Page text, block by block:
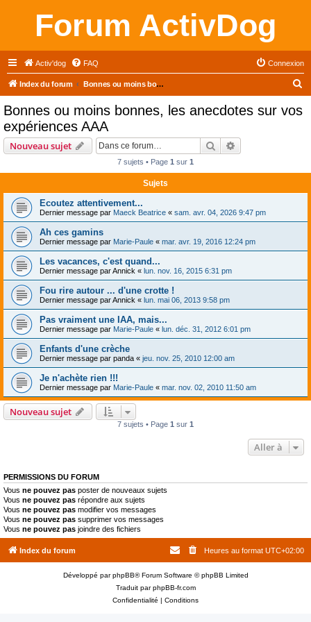
Forum ActivDog
Activ'dog FAQ Connexion
Index du forum Bonnes ou moins bonnes, les anecdotes sur vos expériences AAA
Bonnes ou moins bonnes, les anecdotes sur vos
expériences AAA
Nouveau sujet Rechercher
7 sujets • Page 1 sur 1
Sujets
Ecoutez attentivement...
Dernier message par Maeck Beatrice « sam. avr. 04, 2026 9:47 pm
Ah ces gamins
Dernier message par Marie-Paule « mar. avr. 19, 2016 12:24 pm
Les vacances, c'est quand...
Dernier message parAnnick « lun. nov. 16, 2015 6:31 pm
Fou rire autour ... d'une crotte !
Dernier message parAnnick « lun. mai 06, 2013 9:58 pm
Pas vraiment une IAA, mais...
Dernier message par Marie-Paule « lun. déc. 31, 2012 6:01 pm
Enfants d'une crèche
Dernier message par panda « jeu. nov. 25, 2010 12:00 am
Je n'achète rien !!!
Dernier message par Marie-Paule « mar. nov. 02, 2010 11:50 am
Nouveau sujet
7 sujets • Page 1 sur 1
Aller à
PERMISSIONS DU FORUM
Vous ne pouvez pas poster de nouveaux sujets
Vous ne pouvez pas répondre aux sujets
Vous ne pouvez pas modifier vos messages
Vous ne pouvez pas supprimer vos messages
Vous ne pouvez pas joindre des fichiers
Index du forum Heures au format UTC+02:00
Développé parphpBB® Forum Software © phpBB Limited
Traduit parphpBB-fr.com
Confidentialité | Conditions